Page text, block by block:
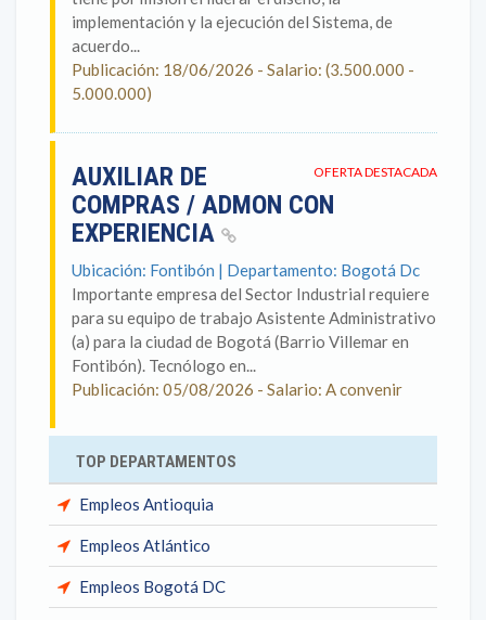
implementación y la ejecución del Sistema, de
acuerdo...
Publicación: 18/06/2026 - Salario: (3.500.000 -
5.000.000)
OFERTA DESTACADA
AUXILIAR DE
COMPRAS / ADMON CON
EXPERIENCIA
Ubicación: Fontibón | Departamento: Bogotá Dc
Importante empresa del Sector Industrial requiere
para su equipo de trabajo Asistente Administrativo
(a) para la ciudad de Bogotá (Barrio Villemar en
Fontibón). Tecnólogo en...
Publicación: 05/08/2026 - Salario: A convenir
TOP DEPARTAMENTOS
Empleos Antioquia
Empleos Atlántico
Empleos Bogotá DC